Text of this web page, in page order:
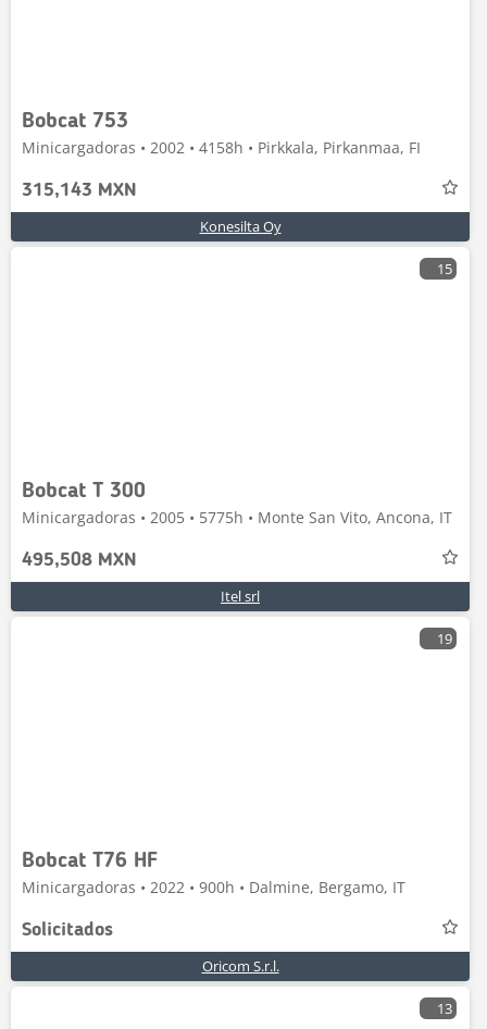
Bobcat 753
Minicargadoras • 2002 • 4158h • Pirkkala, Pirkanmaa, FI
315,143 MXN
Konesilta Oy
15
Bobcat T 300
Minicargadoras • 2005 • 5775h • Monte San Vito, Ancona, IT
495,508 MXN
Itel srl
19
Bobcat T76 HF
Minicargadoras • 2022 • 900h • Dalmine, Bergamo, IT
Solicitados
Oricom S.r.l.
13